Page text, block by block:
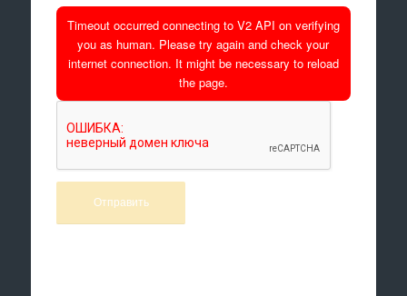
Timeout occurred connecting to V2 API on verifying
you as human. Please try again and check your
internet connection. It might be necessary to reload
the page.